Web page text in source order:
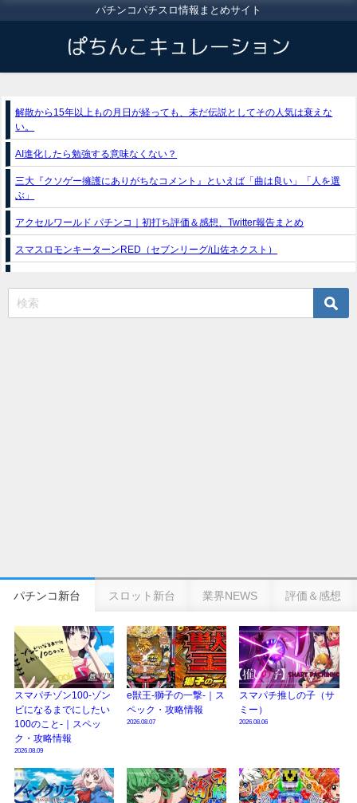
パチンコパチスロ情報まとめサイト
解散から15年以上もの月日が経っても、未だ伝説としてその人気は衰えな
い。
AI進化したら勉強する意味なくない？
三大『クソゲー擁護にありがちなコメント』といえば「曲は良い」「人を選
ぶ」
アクセルワールド パチンコ｜初打ち評価＆感想、Twitter報告まとめ
スマスロモンキーターンRED（セブンリーグ/山佐ネクスト）
新台パチンコ『e魔女と野獣』公式PV動画｜LT直行型399帯、運命分岐から上
乗せループ「（超）BEAST ATTACK」を狙え！
パチンコ新台 スロット新台 業界NEWS 評価＆感想
スマパチゾン100-ゾン
ビになるまでにしたい
100のこと-｜スペッ
ク・攻略情報
2026.08.09
e獣王-獅子の一撃-｜ス
ペック・攻略情報
2026.08.07
スマパチ推しの子（サ
ミー）
2026.08.06